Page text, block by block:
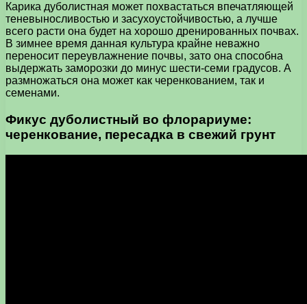
Карика дуболистная может похвастаться впечатляющей
теневыносливостью и засухоустойчивостью, а лучше
всего расти она будет на хорошо дренированных почвах.
В зимнее время данная культура крайне неважно
переносит переувлажнение почвы, зато она способна
выдержать заморозки до минус шести-семи градусов. А
размножаться она может как черенкованием, так и
семенами.
Фикус дуболистный во флорариуме:
черенкование, пересадка в свежий грунт